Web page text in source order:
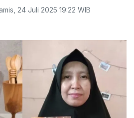
24 Juli 2025 19:22 WIB